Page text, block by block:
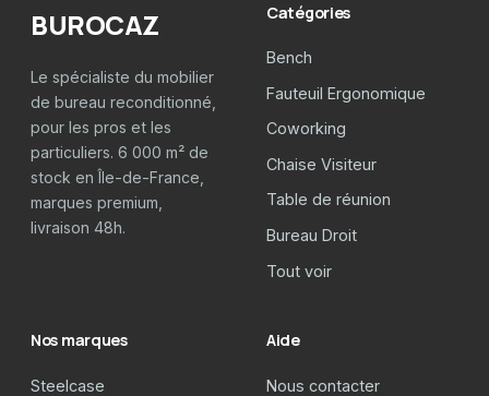
BUROCAZ
Le spécialiste du mobilier
de bureau reconditionné,
pour les pros et les
particuliers. 6 000 m² de
stock en Île-de-France,
marques premium,
livraison 48h.
Catégories
Bench
Fauteuil Ergonomique
Coworking
Chaise Visiteur
Table de réunion
Bureau Droit
Tout voir
Nos marques
Steelcase
Aide
Nous contacter